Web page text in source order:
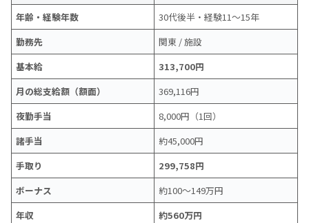
年齢・経験年数
30代後半・経験11〜15年
勤務先
関東 / 施設
基本給
313,700円
月の総支給額（額面）
369,116円
夜勤手当
8,000円（1回）
諸手当
約45,000円
手取り
299,758円
ボーナス
約100〜149万円
年収
約560万円